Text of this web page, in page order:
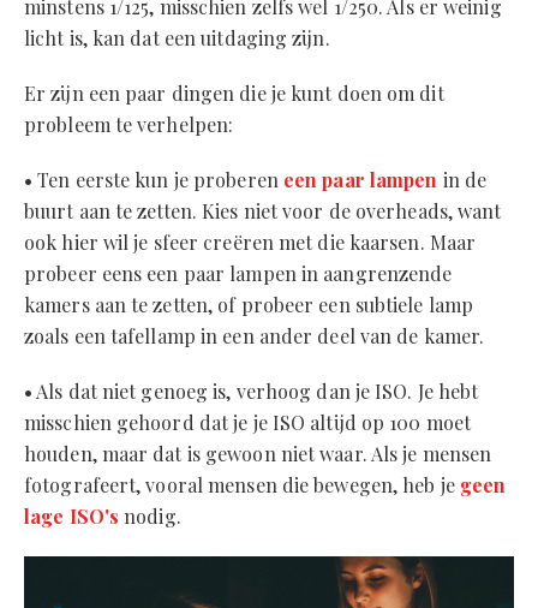
minstens 1/125, misschien zelfs wel 1/250. Als er weinig
licht is, kan dat een uitdaging zijn.
Er zijn een paar dingen die je kunt doen om dit
probleem te verhelpen:
• Ten eerste kun je proberen een paar lampen in de
buurt aan te zetten. Kies niet voor de overheads, want
ook hier wil je sfeer creëren met die kaarsen. Maar
probeer eens een paar lampen in aangrenzende
kamers aan te zetten, of probeer een subtiele lamp
zoals een tafellamp in een ander deel van de kamer.
• Als dat niet genoeg is, verhoog dan je ISO. Je hebt
misschien gehoord dat je je ISO altijd op 100 moet
houden, maar dat is gewoon niet waar. Als je mensen
fotografeert, vooral mensen die bewegen, heb je geen
lage ISO's nodig.